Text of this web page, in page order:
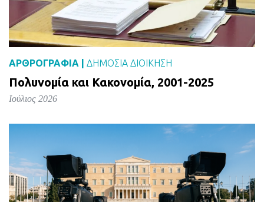
ΑΡΘΡΟΓΡΑΦΙΑ | ΔΗΜΌΣΙΑ ΔΙΟΊΚΗΣΗ
Πολυνομία και Κακονομία, 2001-2025
Ιούλιος 2026